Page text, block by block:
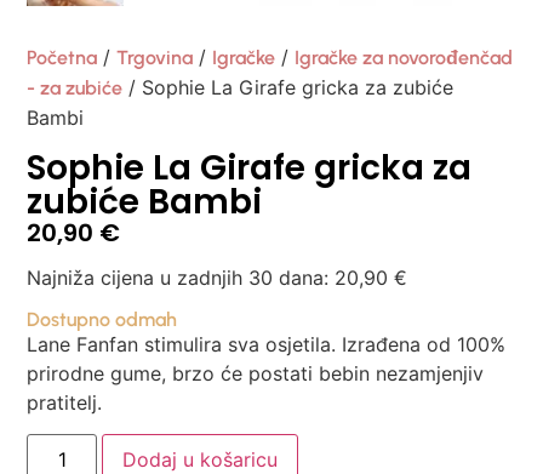
Početna /Trgovina / Igračke / Igračke za novorođenčad
- za zubiće / Sophie La Girafe gricka za zubiće
Bambi
Sophie La Girafe gricka za
zubiće Bambi
20,90 €
Najniža cijena u zadnjih 30 dana: 20,90€
Dostupno odmah
Lane Fanfan stimulira sva osjetila. Izrađena od 100%
prirodne gume, brzo će postati bebin nezamjenjiv
pratitelj.
Dodaj u košaricu